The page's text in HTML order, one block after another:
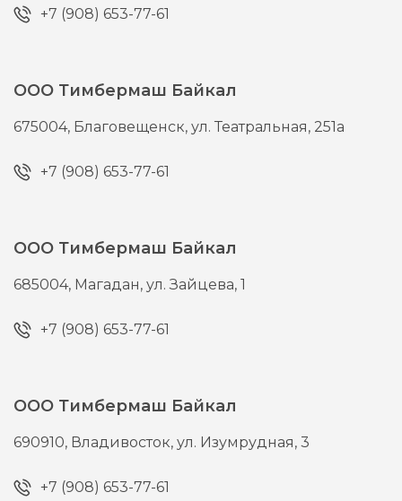
+7 (908) 653-77-61
ООО Тимбермаш Байкал
675004, Благовещенск,ул. Театральная, 251а
+7 (908) 653-77-61
ООО Тимбермаш Байкал
685004, Магадан,ул. Зайцева, 1
+7 (908) 653-77-61
ООО Тимбермаш Байкал
690910, Владивосток,ул. Изумрудная, 3
+7 (908) 653-77-61